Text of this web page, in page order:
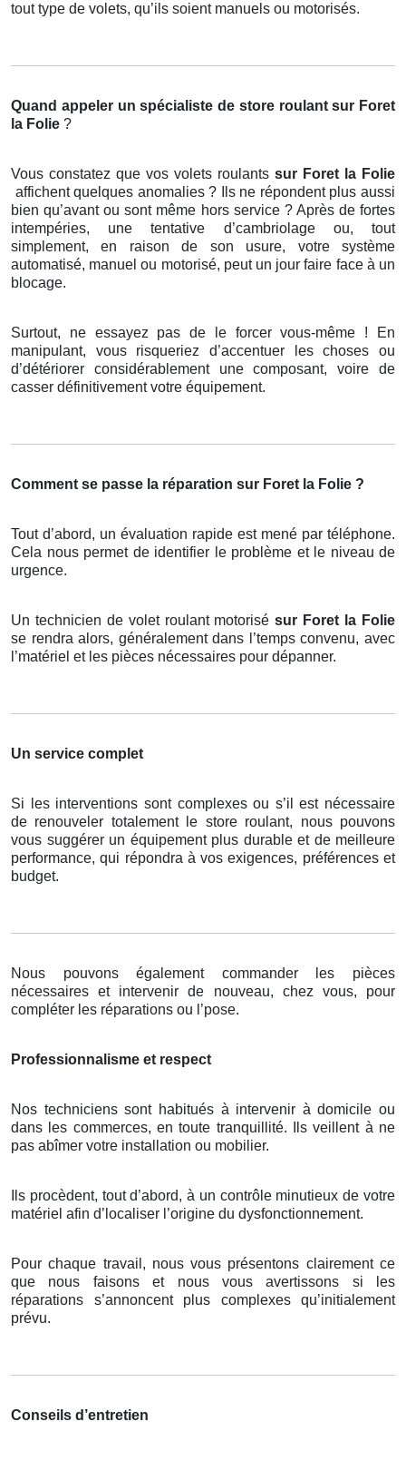
tout type de volets, qu’ils soient manuels ou motorisés.
Quand appeler un spécialiste de store roulant sur Foret
la Folie ?
Vous constatez que vos volets roulants sur Foret la Folie
affichent quelques anomalies ? Ils ne répondent plus aussi
bien qu’avant ou sont même hors service ? Après de fortes
intempéries, une tentative d’cambriolage ou, tout
simplement, en raison de son usure, votre système
automatisé, manuel ou motorisé, peut un jour faire face à un
blocage.
Surtout, ne essayez pas de le forcer vous-même ! En
manipulant, vous risqueriez d’accentuer les choses ou
d’détériorer considérablement une composant, voire de
casser définitivement votre équipement.
Comment se passe la réparation sur Foret la Folie ?
Tout d’abord, un évaluation rapide est mené par téléphone.
Cela nous permet de identifier le problème et le niveau de
urgence.
Un technicien de volet roulant motorisésur Foret la Folie
se rendra alors, généralement dans l’temps convenu, avec
l’matériel et les pièces nécessaires pour dépanner.
Un service complet
Si les interventions sont complexes ou s’il est nécessaire
de renouveler totalement le store roulant, nous pouvons
vous suggérer un équipement plus durable et de meilleure
performance, qui répondra à vos exigences, préférences et
budget.
Nous pouvons également commander les pièces
nécessaires et intervenir de nouveau, chez vous, pour
compléter les réparations ou l’pose.
Professionnalisme et respect
Nos techniciens sont habitués à intervenir à domicile ou
dans les commerces, en toute tranquillité. Ils veillent à ne
pas abîmer votre installation ou mobilier.
Ils procèdent, tout d’abord, à un contrôle minutieux de votre
matériel afin d’localiser l’origine du dysfonctionnement.
Pour chaque travail, nous vous présentons clairement ce
que nous faisons et nous vous avertissons si les
réparations s’annoncent plus complexes qu’initialement
prévu.
Conseils d’entretien